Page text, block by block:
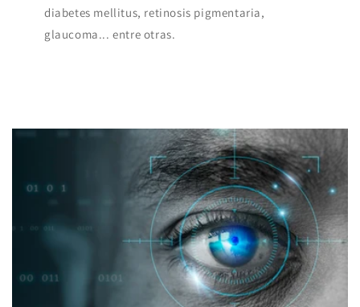
diabetes mellitus, retinosis pigmentaria,
glaucoma... entre otras.